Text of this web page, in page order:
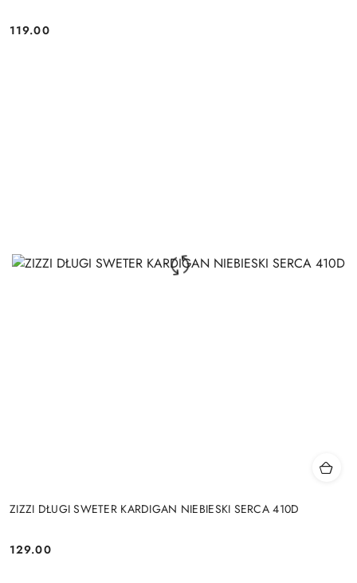
Cena:
119.00
ZIZZI DŁUGI SWETER KARDIGAN NIEBIESKI SERCA 410D
Cena:
129.00